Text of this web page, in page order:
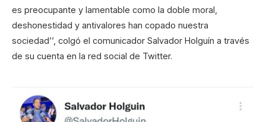
es preocupante y lamentable como la doble moral,
deshonestidad y antivalores han copado nuestra
sociedad’’, colgó el comunicador Salvador Holguín a través
de su cuenta en la red social de Twitter.